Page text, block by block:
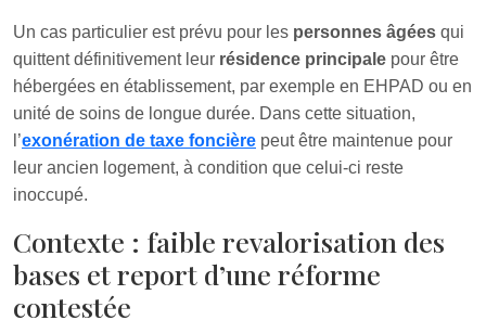
Un cas particulier est prévu pour les personnes âgées qui
quittent définitivement leur résidence principale pour être
hébergées en établissement, par exemple en EHPAD ou en
unité de soins de longue durée. Dans cette situation,
l’exonération de taxe foncière peut être maintenue pour
leur ancien logement, à condition que celui-ci reste
inoccupé.
Contexte : faible revalorisation des
bases et report d’une réforme
contestée